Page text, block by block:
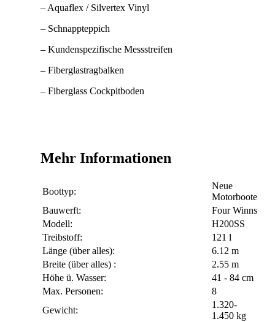
– Aquaflex / Silvertex Vinyl
– Schnappteppich
– Kundenspezifische Messstreifen
– Fiberglastragbalken
– Fiberglass Cockpitboden
Mehr Informationen
Boottyp:
Neue
Motorboote
Bauwerft:
Four Winns
Modell:
H200SS
Treibstoff:
121 l
Länge (über alles):
6.12 m
Breite (über alles) :
2.55 m
Höhe ü. Wasser:
41 - 84 cm
Max. Personen:
8
Gewicht:
1.320-
1.450 kg